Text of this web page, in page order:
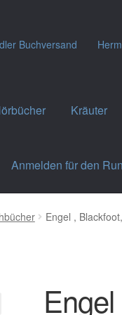
Buchversand
Kräuter
Anmelden für den
Engel ,